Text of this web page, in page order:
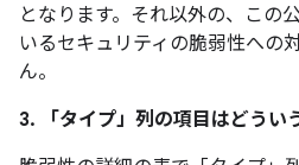
となります。それ以外の、この
いるセキュリティの脆弱性への
ん。
3. 「タイプ」 列の項目はどうい